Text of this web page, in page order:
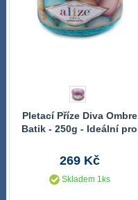
Pletací Příze Diva Ombre
Batik - 250g - Ideální pro
269 Kč
Skladem 1ks